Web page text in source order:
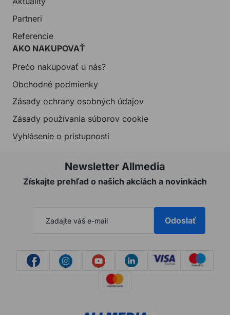
Partneri
Referencie
AKO NAKUPOVAŤ
Prečo nakupovať u nás?
Obchodné podmienky
Zásady ochrany osobných údajov
Zásady používania súborov cookie
Vyhlásenie o prístupnosti
Newsletter Allmedia
Získajte prehľad o našich akciách a novinkách
Odoslať